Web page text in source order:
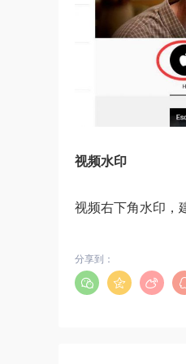
视频水印
视频右下角水印
分享到：